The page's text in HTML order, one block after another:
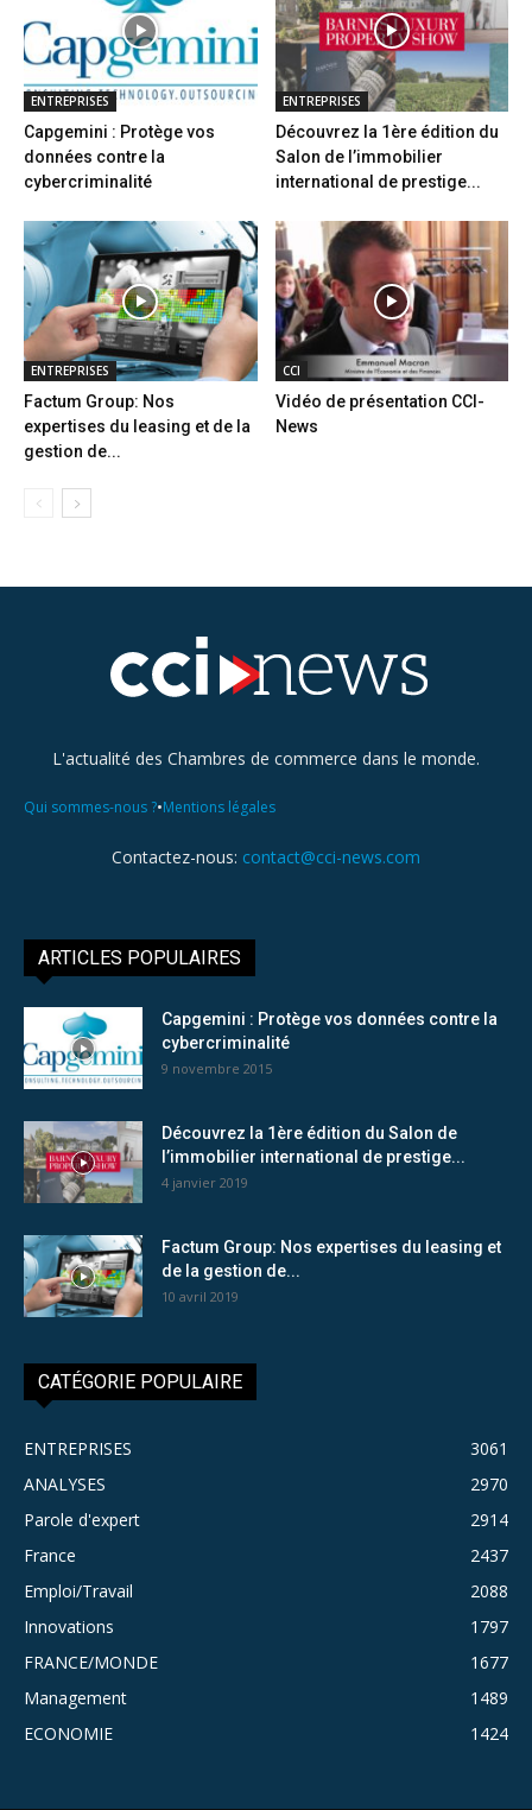
ENTREPRISES
Capgemini : Protège vos
données contre la
cybercriminalité
ENTREPRISES
Découvrez la 1ère édition du
Salon de l’immobilier
international de prestige...
ENTREPRISES
Factum Group: Nos
expertises du leasing et de la
gestion de...
CCI
Vidéo de présentation CCI-
News
L'actualité des Chambres de commerce dans le monde.
Qui sommes-nous ?•Mentions légales
Contactez-nous: contact@cci-news.com
ARTICLES POPULAIRES
Capgemini : Protège vos données contre la
cybercriminalité
9 novembre 2015
Découvrez la 1ère édition du Salon de
l’immobilier international de prestige...
4 janvier 2019
Factum Group: Nos expertises du leasing et
de la gestion de...
10 avril 2019
CATÉGORIE POPULAIRE
ENTREPRISES
3061
ANALYSES
2970
Parole d'expert
2914
France
2437
Emploi/Travail
2088
Innovations
1797
FRANCE/MONDE
1677
Management
1489
ECONOMIE
1424